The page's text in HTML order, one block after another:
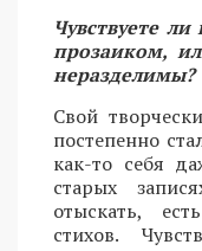
Чувствуете
прозаиком,
неразделимы?
Свой
постепенно
как-то себя
старых
отыскать,
стихов.